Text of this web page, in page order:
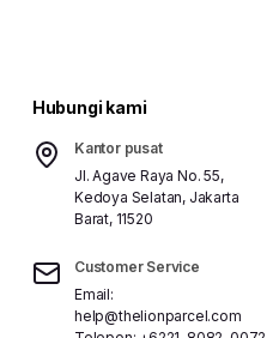
Hubungi kami
Kantor pusat
Jl. Agave Raya No. 55,
Kedoya Selatan, Jakarta
Barat, 11520
Customer Service
Email:
help@thelionparcel.com